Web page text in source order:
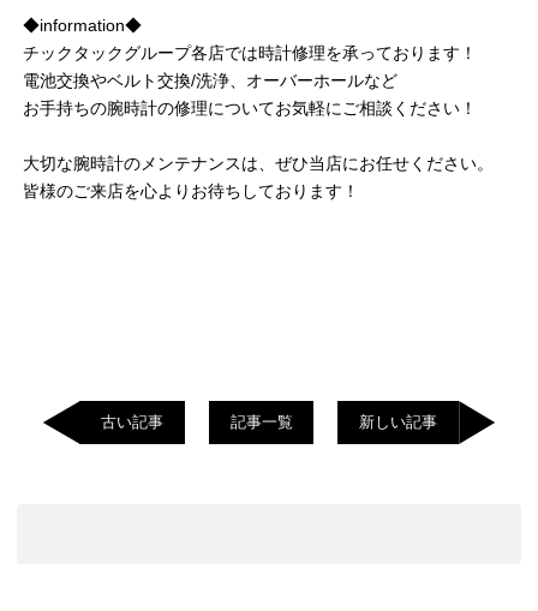
◆information◆
チックタックグループ各店では時計修理を承っております！
電池交換やベルト交換/洗浄、オーバーホールなど
お手持ちの腕時計の修理についてお気軽にご相談ください！
大切な腕時計のメンテナンスは、ぜひ当店にお任せください。
皆様のご来店を心よりお待ちしております！
古い記事 記事一覧 新しい記事